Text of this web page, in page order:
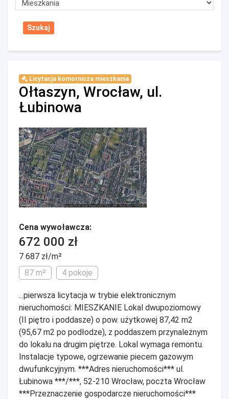
Licytacja komornicza mieszkania
Ołtaszyn, Wrocław, ul.
Łubinowa
Cena wywoławcza:
672 000 zł
7 687 zł/m²
87 m²
4 pokoje
...pierwsza licytacja w trybie elektronicznym
nieruchomości: MIESZKANIE Lokal dwupoziomowy
(II piętro i poddasze) o pow. użytkowej 87,42 m2
(95,67 m2 po podłodze), z poddaszem przynależnym
do lokalu na drugim piętrze. Lokal wymaga remontu.
Instalacje typowe, ogrzewanie piecem gazowym
dwufunkcyjnym. ***Adres nieruchomości*** ul.
Łubinowa ***/***, 52-210 Wrocław, poczta Wrocław
***Przeznaczenie gospodarcze nieruchomości***